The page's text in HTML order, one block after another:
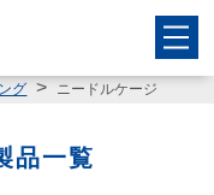
グ ニードルケージ
品一覧